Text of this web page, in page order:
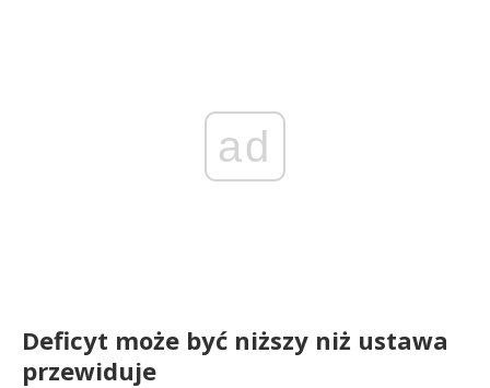
ad
Deficyt może być niższy niż ustawa
przewiduje